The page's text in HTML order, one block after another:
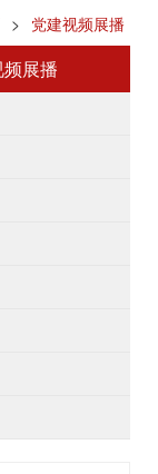
> 党建视频展播
展播